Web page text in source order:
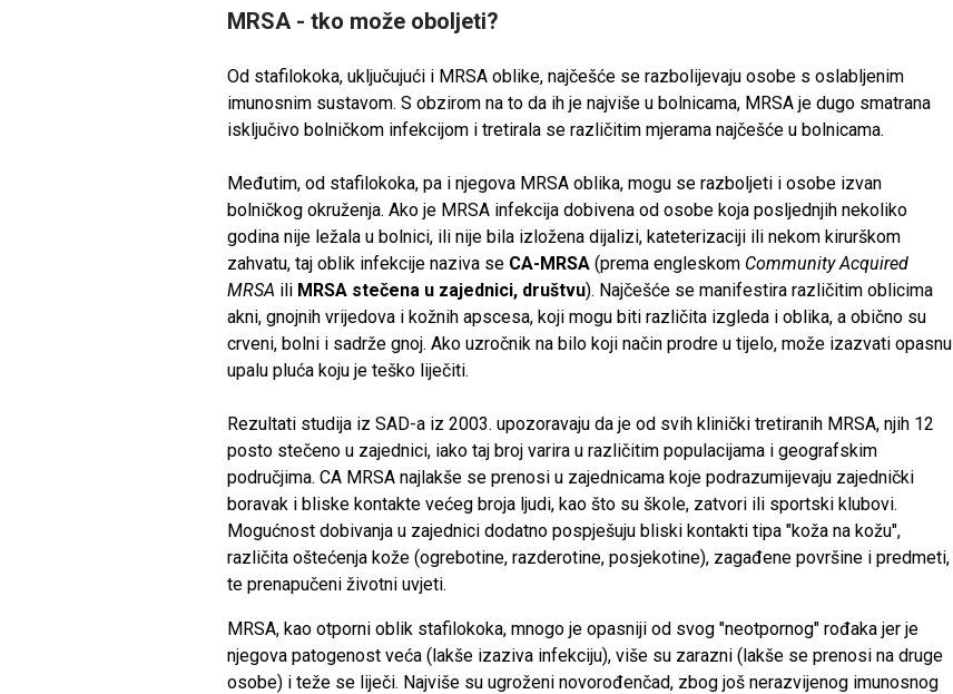
MRSA - tko može oboljeti?
Od stafilokoka, uključujući i MRSA oblike, najčešće se razbolijevaju osobe s oslabljenim
imunosnim sustavom. S obzirom na to da ih je najviše u bolnicama, MRSA je dugo smatrana
isključivo bolničkom infekcijom i tretirala se različitim mjerama najčešće u bolnicama.
Međutim, od stafilokoka, pa i njegova MRSA oblika, mogu se razboljeti i osobe izvan
bolničkog okruženja. Ako je MRSA infekcija dobivena od osobe koja posljednjih nekoliko
godina nije ležala u bolnici, ili nije bila izložena dijalizi, kateterizaciji ili nekom kirurškom
zahvatu, taj oblik infekcije naziva se CA-MRSA (prema engleskom Community Acquired
MRSA ili MRSA stečena u zajednici, društvu). Najčešće se manifestira različitim oblicima
akni, gnojnih vrijedova i kožnih apscesa, koji mogu biti različita izgleda i oblika, a obično su
crveni, bolni i sadrže gnoj. Ako uzročnik na bilo koji način prodre u tijelo, može izazvati opasnu
upalu pluća koju je teško liječiti.
Rezultati studija iz SAD-a iz 2003. upozoravaju da je od svih klinički tretiranih MRSA, njih 12
posto stečeno u zajednici, iako taj broj varira u različitim populacijama i geografskim
područjima. CA MRSA najlakše se prenosi u zajednicama koje podrazumijevaju zajednički
boravak i bliske kontakte većeg broja ljudi, kao što su škole, zatvori ili sportski klubovi.
Mogućnost dobivanja u zajednici dodatno pospješuju bliski kontakti tipa "koža na kožu",
različita oštećenja kože (ogrebotine, razderotine, posjekotine), zagađene površine i predmeti,
te prenapučeni životni uvjeti.
MRSA, kao otporni oblik stafilokoka, mnogo je opasniji od svog "neotpornog" rođaka jer je
njegova patogenost veća (lakše izaziva infekciju), više su zarazni (lakše se prenosi na druge
osobe) i teže se liječi. Najviše su ugroženi novorođenčad, zbog još nerazvijenog imunosnog